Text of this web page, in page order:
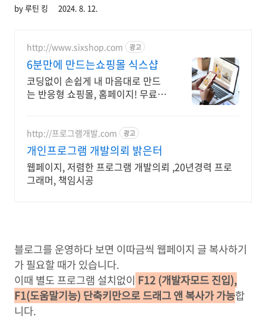
by 루틴 킹 2024. 8. 12.
http://www.sixshop.com 광고
6분만에 만드는쇼핑몰 식스샵
코딩없이 손쉽게 내 마음대로 만드
는 반응형 쇼핑몰, 홈페이지! 무료
http://프로그램개발.com 광고
개인프로그램 개발의뢰 밝은터
웹페이지, 저렴한 프로그램 개발의뢰 ,20년경력 프로
그래머, 책임시공
블로그를 운영하다 보면 이따금씩 웹페이지 글 복사하기
가 필요할 때가 있습니다.
이때 별도 프로그램 설치없이 F12 (개발자모드 진입),
F1(도움말기능) 단축키만으로 드래그 앤 복사가 가능합
니다.